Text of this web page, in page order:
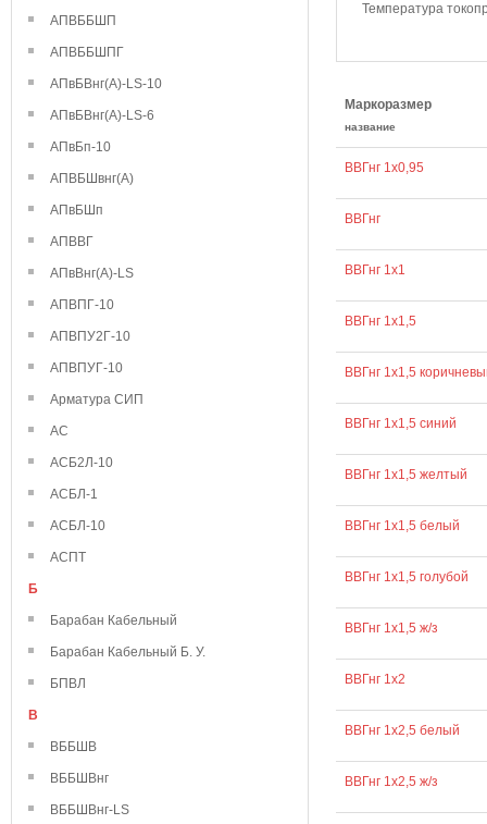
АПВББШП
АПВББШПГ
АПвБВнг(А)-LS-10
АПвБВнг(А)-LS-6
АПвБп-10
АПВБШвнг(А)
АПвБШп
АПВВГ
АПвВнг(А)-LS
АПВПГ-10
АПВПУ2Г-10
АПВПУГ-10
Арматура СИП
АС
АСБ2Л-10
АСБЛ-1
АСБЛ-10
АСПТ
Б
Барабан Кабельный
Барабан Кабельный Б. У.
БПВЛ
В
ВББШВ
ВББШВнг
ВББШВнг-LS
Температура
Маркоразмер
название
ВВГнг 1х0,95
ВВГнг
ВВГнг 1х1
ВВГнг 1х1,5
ВВГнг 1х1,5
ВВГнг 1х1,5 синий
ВВГнг 1х1,5 желтый
ВВГнг 1х1,5 белый
ВВГнг 1х1,5 голубой
ВВГнг 1х1,5 ж/з
ВВГнг 1х2
ВВГнг 1х2,5 белый
ВВГнг 1х2,5 ж/з